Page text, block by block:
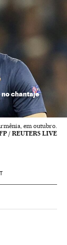
chantaje
em outubro.
/ REUTERS LIVE